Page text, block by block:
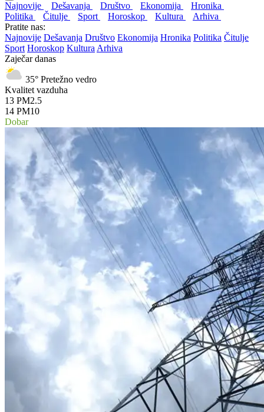
Najnovije Dešavanja Društvo Ekonomija
Hronika
Politika
Čitulje Sport Horoskop Kultura
Arhiva
Pratite nas:
Najnovije Dešavanja Društvo Ekonomija Hronika Politika Čitulje
Sport Horoskop Kultura Arhiva
Zaječar danas
35° Pretežno vedro
Kvalitet vazduha
13 PM2.5
14 PM10
Dobar